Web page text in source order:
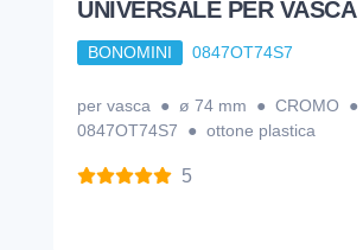
UNIVERSALE PER VASCA
BONOMINI 0847OT74S7
per vasca ● ø 74 mm ● CROMO ●
0847OT74S7 ● ottone plastica
5